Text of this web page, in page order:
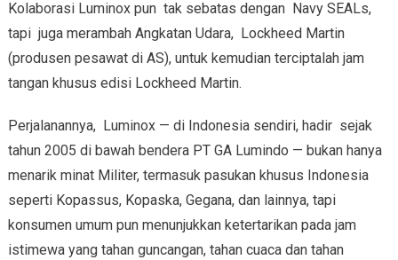
Kolaborasi Luminox pun tak sebatas dengan Navy SEALs,
tapi juga merambah Angkatan Udara, Lockheed Martin
(produsen pesawat di AS), untuk kemudian terciptalah jam
tangan khusus edisi Lockheed Martin.
Perjalanannya, Luminox — di Indonesia sendiri, hadir sejak
tahun 2005 di bawah bendera PT GA Lumindo — bukan hanya
menarik minat Militer, termasuk pasukan khusus Indonesia
seperti Kopassus, Kopaska, Gegana, dan lainnya, tapi
konsumen umum pun menunjukkan ketertarikan pada jam
istimewa yang tahan guncangan, tahan cuaca dan tahan